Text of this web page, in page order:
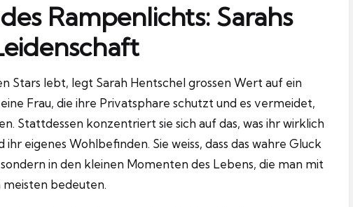
Rampenlichts: Sarahs
Stars lebt, legt Sarah Hentschel grossen Wert auf ein
eine Frau, die ihre Privatsphare schutzt und es vermeidet,
Stattdessen konzentriert sie sich auf das, was ihr wirklich
ihr eigenes Wohlbefinden. Sie weiss, dass das wahre Gluck
in den kleinen Momenten des Lebens, die man mit
bedeuten.